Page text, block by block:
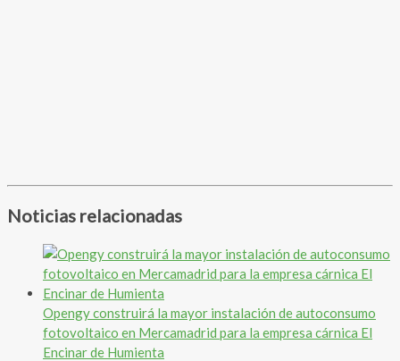
Noticias relacionadas
Opengy construirá la mayor instalación de autoconsumo
fotovoltaico en Mercamadrid para la empresa cárnica El
Encinar de Humienta